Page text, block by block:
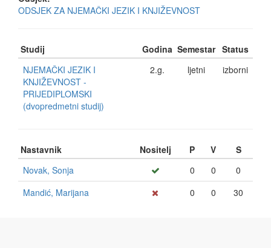
ODSJEK ZA NJEMAČKI JEZIK I KNJIŽEVNOST
Studij Godina Semestar Status
NJEMAČKI JEZIK I
KNJIŽEVNOST -
PRIJEDIPLOMSKI
(dvopredmetni studij)
2.g. ljetni izborni
Nastavnik Nositelj P V
S
Novak, Sonja
0 0
0
Mandić, Marijana
0 0 30